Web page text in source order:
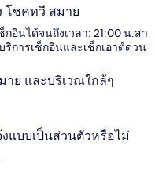
โชคทวี สมาย
กอินได้จนถึงเวลา: 21:00 น.สา
ริการเช็กอินและเช็กเอาต์ด่วน
ย และบริเวณใกล้ๆ
แบบเป็นส่วนตัวหรือไม่